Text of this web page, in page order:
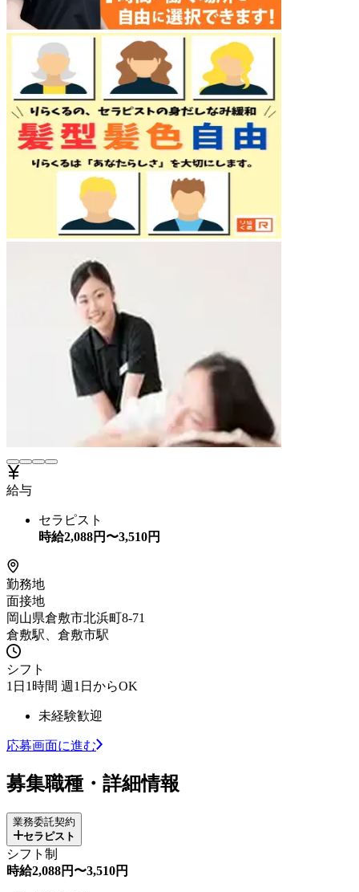
給与
セラピスト
時給2,088円〜3,510円
勤務地
面接地
岡山県倉敷市北浜町8-71
倉敷駅、倉敷市駅
シフト
1日1時間 週1日からOK
未経験歓迎
応募画面に進む
募集職種・詳細情報
業務委託契約
セラピスト
シフト制
時給2,088円〜3,510円